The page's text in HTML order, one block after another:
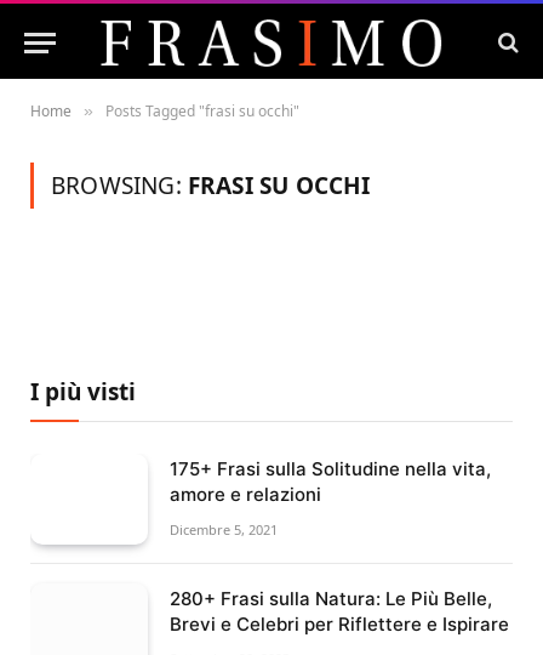
Home » Posts Tagged "frasi su occhi"
BROWSING: FRASI SU OCCHI
I più visti
175+ Frasi sulla Solitudine nella vita,
amore e relazioni
Dicembre 5, 2021
280+ Frasi sulla Natura: Le Più Belle,
Brevi e Celebri per Riflettere e Ispirare